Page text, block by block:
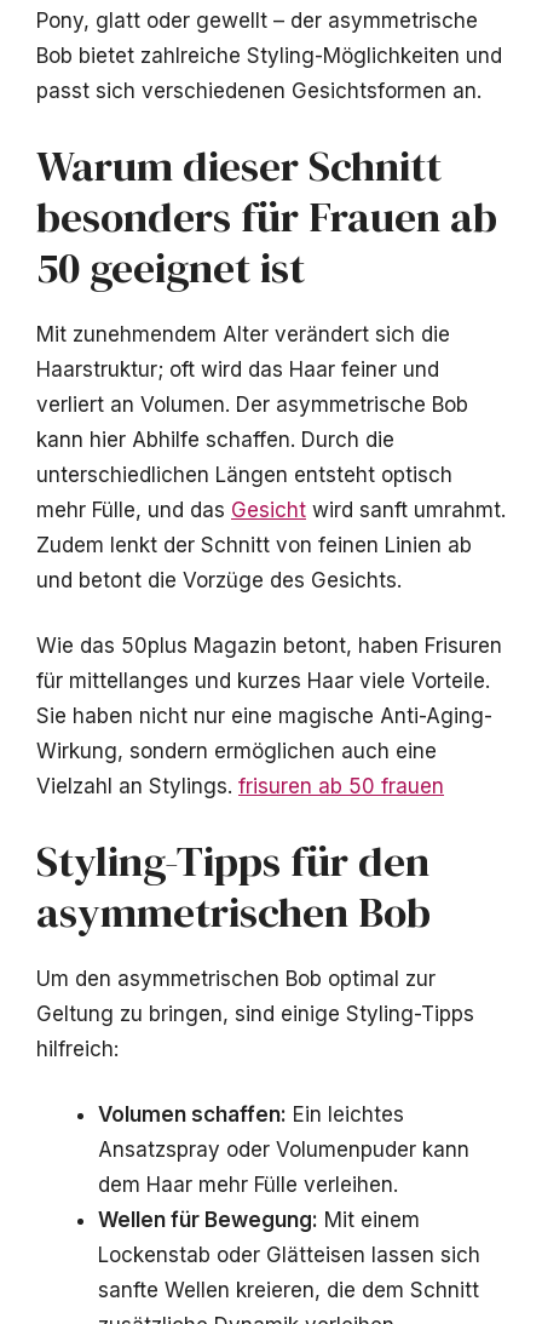
Pony, glatt oder gewellt – der asymmetrische
Bob bietet zahlreiche Styling-Möglichkeiten und
passt sich verschiedenen Gesichtsformen an.
Warum dieser Schnitt
besonders für Frauen ab
50 geeignet ist
Mit zunehmendem Alter verändert sich die
Haarstruktur; oft wird das Haar feiner und
verliert an Volumen. Der asymmetrische Bob
kann hier Abhilfe schaffen. Durch die
unterschiedlichen Längen entsteht optisch
mehr Fülle, und das Gesicht wird sanft umrahmt.
Zudem lenkt der Schnitt von feinen Linien ab
und betont die Vorzüge des Gesichts.
Wie das 50plus Magazin betont, haben Frisuren
für mittellanges und kurzes Haar viele Vorteile.
Sie haben nicht nur eine magische Anti-Aging-
Wirkung, sondern ermöglichen auch eine
Vielzahl an Stylings. frisuren ab 50 frauen
Styling-Tipps für den
asymmetrischen Bob
Um den asymmetrischen Bob optimal zur
Geltung zu bringen, sind einige Styling-Tipps
hilfreich:
Volumen schaffen: Ein leichtes
Ansatzspray oder Volumenpuder kann
dem Haar mehr Fülle verleihen.
Wellen für Bewegung: Mit einem
Lockenstab oder Glätteisen lassen sich
sanfte Wellen kreieren, die dem Schnitt